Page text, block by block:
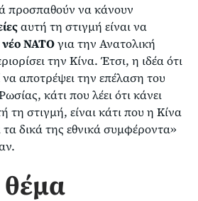
προσπαθούν να κάνουν
αυτή τη στιγμή είναι να
νέο ΝΑΤΟγια την Ανατολική
την Κίνα. Έτσι, η ιδέα ότι
αποτρέψει την επέλαση του
κάτι που λέει ότι κάνει
τη στιγμή, είναι κάτι που η Κίνα
τα δικά της εθνικά συμφέροντα»